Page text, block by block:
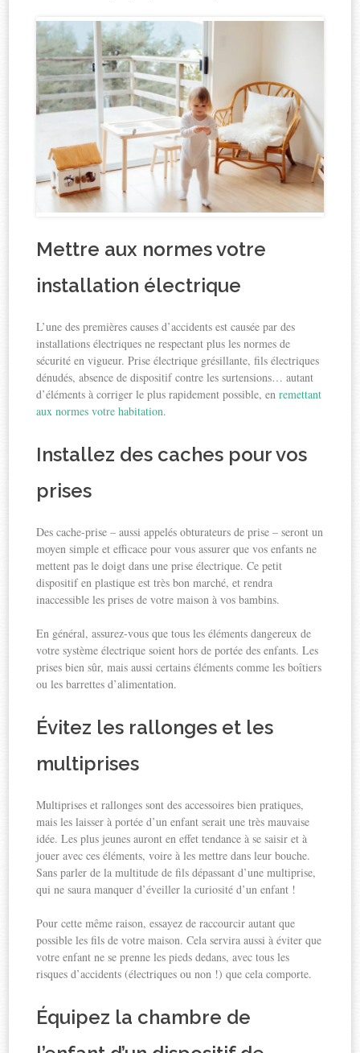
Mettre aux normes votre
installation électrique
L’une des premières causes d’accidents est causée par des
installations électriques ne respectant plus les normes de
sécurité en vigueur. Prise électrique grésillante, fils électriques
dénudés, absence de dispositif contre les surtensions… autant
d’éléments à corriger le plus rapidement possible, enremettant
aux normes votre habitation.
Installez des caches pour vos
prises
Des cache-prise – aussi appelés obturateurs de prise – seront un
moyen simple et efficace pour vous assurer que vos enfants ne
mettent pas le doigt dans une prise électrique. Ce petit
dispositif en plastique est très bon marché, et rendra
inaccessible les prises de votre maison à vos bambins.
En général, assurez-vous que tous les éléments dangereux de
votre système électrique soient hors de portée des enfants. Les
prises bien sûr, mais aussi certains éléments comme les boîtiers
ou les barrettes d’alimentation.
Évitez les rallonges et les
multiprises
Multiprises et rallonges sont des accessoires bien pratiques,
mais les laisser à portée d’un enfant serait une très mauvaise
idée. Les plus jeunes auront en effet tendance à se saisir et à
jouer avec ces éléments, voire à les mettre dans leur bouche.
Sans parler de la multitude de fils dépassant d’une multiprise,
qui ne saura manquer d’éveiller la curiosité d’un enfant !
Pour cette même raison, essayez de raccourcir autant que
possible les fils de votre maison. Cela servira aussi à éviter que
votre enfant ne se prenne les pieds dedans, avec tous les
risques d’accidents (électriques ou non !) que cela comporte.
Équipez la chambre de